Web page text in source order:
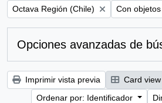
Remove filter:
Octava Región (Chile) Remove
Con
Opciones avanzadas de
Imprimir vista previa Card view
Ordenar por: Identificador